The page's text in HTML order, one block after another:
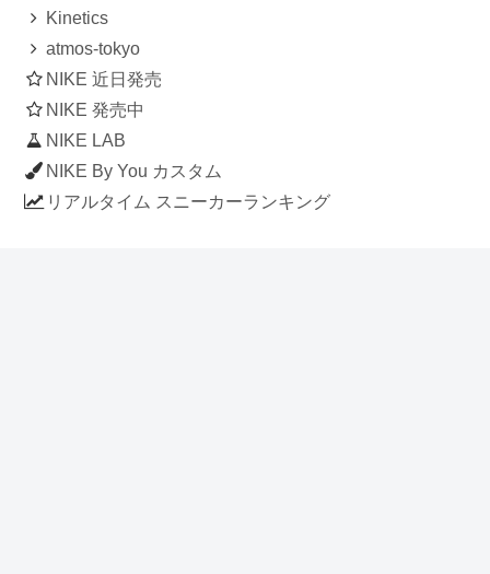
Kinetics
atmos-tokyo
NIKE 近日発売
NIKE 発売中
NIKE LAB
NIKE By You カスタム
リアルタイム スニーカーランキング